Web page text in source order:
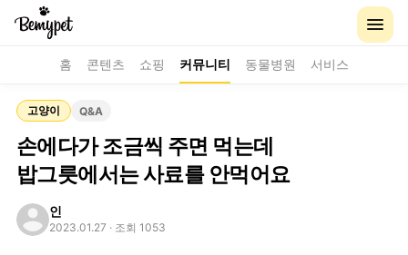
홈 콘텐츠 쇼핑 커뮤니티 동물병원 서비스
고양이 Q&A
손에다가 조금씩 주면 먹는데
밥그릇에서는 사료를 안먹어요
인
2023.01.27 · 조회 1053